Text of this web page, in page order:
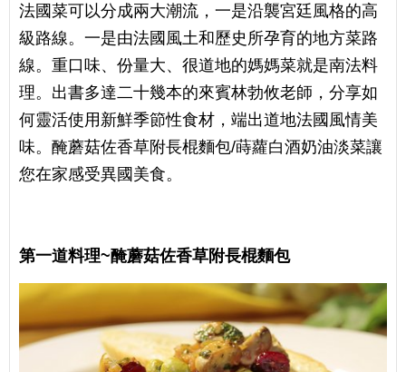
法國菜可以分成兩大潮流，一是沿襲宮廷風格的高
級路線。一是由法國風土和歷史所孕育的地方菜路
線。重口味、份量大、很道地的媽媽菜就是南法料
理。出書多達二十幾本的來賓林勃攸老師，分享如
何靈活使用新鮮季節性食材，端出道地法國風情美
味。醃蘑菇佐香草附長棍麵包/蒔蘿白酒奶油淡菜讓
您在家感受異國美食。
第一道料理~醃蘑菇佐香草附長棍麵包